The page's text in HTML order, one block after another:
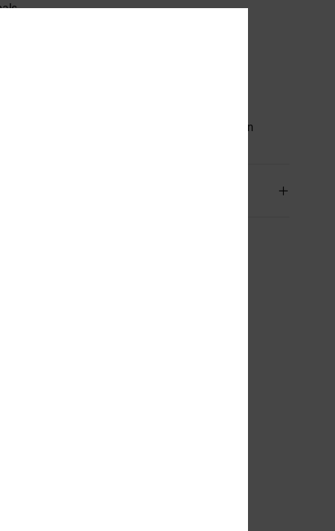
[Hoofdstof] 75% katoen, 25% gerecycled katoen